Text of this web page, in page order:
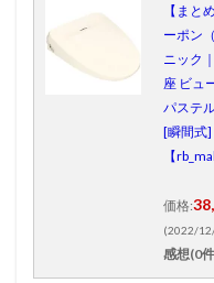
【まと
ーポン
ニック
座 ビュ
パステ
[瞬間式]
【
価格:
(2022/
感想(0